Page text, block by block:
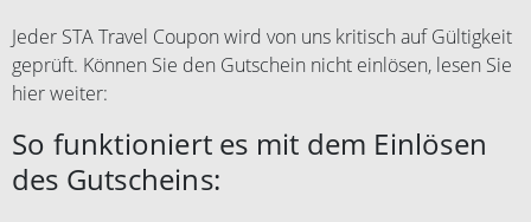
Jeder STA Travel Coupon wird von uns kritisch auf Gültigkeit
geprüft. Können Sie den Gutschein nicht einlösen, lesen Sie
hier weiter:
So funktioniert es mit dem Einlösen
des Gutscheins: